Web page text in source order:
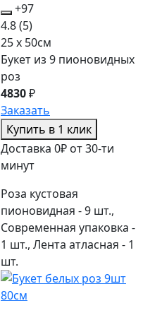
+97
4.8(5)
25 x 50см
Букет из 9 пионовидных
роз
4830₽
Заказать
Купить в 1 клик
Доставка 0₽ от 30-ти
минут
Роза кустовая
пионовидная - 9 шт.,
Современная упаковка -
1 шт., Лента атласная - 1
шт.